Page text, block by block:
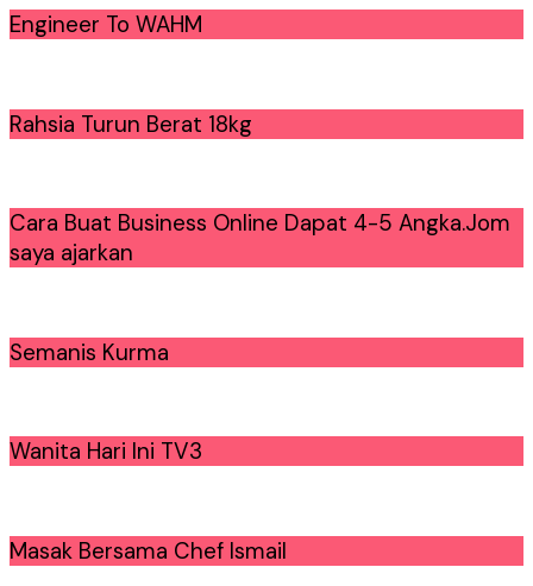
Engineer To WAHM
Rahsia Turun Berat 18kg
Cara Buat Business Online Dapat 4-5 Angka.Jom
saya ajarkan
Semanis Kurma
Wanita Hari Ini TV3
Masak Bersama Chef Ismail